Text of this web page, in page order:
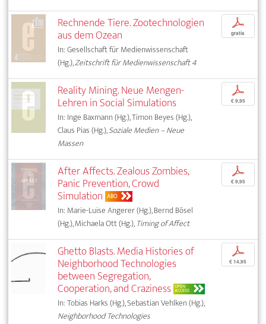
Rechnende Tiere. Zootechnologien
aus dem Ozean
In: Gesellschaft für Medienwissenschaft
(Hg.),Zeitschrift für Medienwissenschaft 4
p
gratis
Reality Mining. Neue Mengen-
Lehren in Social Simulations
In: Inge Baxmann (Hg.), Timon Beyes (Hg.),
Claus Pias (Hg.),Soziale Medien – Neue
Massen
p
€ 9,95
After Affects. Zealous Zombies,
Panic Prevention, Crowd
Simulation ABO
In: Marie-Luise Angerer (Hg.), Bernd Bösel
(Hg.), Michaela Ott (Hg.),Timing of Affect
p
€ 9,95
Ghetto Blasts. Media Histories of
Neighborhood Technologies
between Segregation,
Cooperation, and Craziness OPEN
ACCESS
In: Tobias Harks (Hg.), Sebastian Vehlken (Hg.),
Neighborhood Technologies
p
€ 14,95